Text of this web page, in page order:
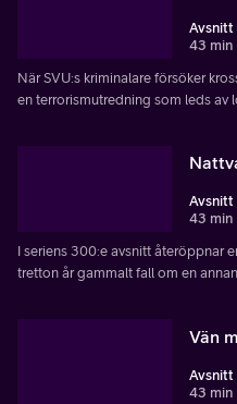
Avsnitt
43 min
När SVU:s kriminalare försöker
en terrorismutredning som leds av
Avsnitt
43 min
I seriens 300:e avsnitt återöppnar
tretton år gammalt fall om en
Vän
Avsnitt
43 min